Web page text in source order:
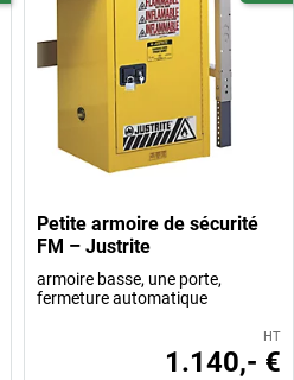
Petite armoire de sécurité
FM – Justrite
armoire basse, une porte,
fermeture automatique
HT
1.140,- €